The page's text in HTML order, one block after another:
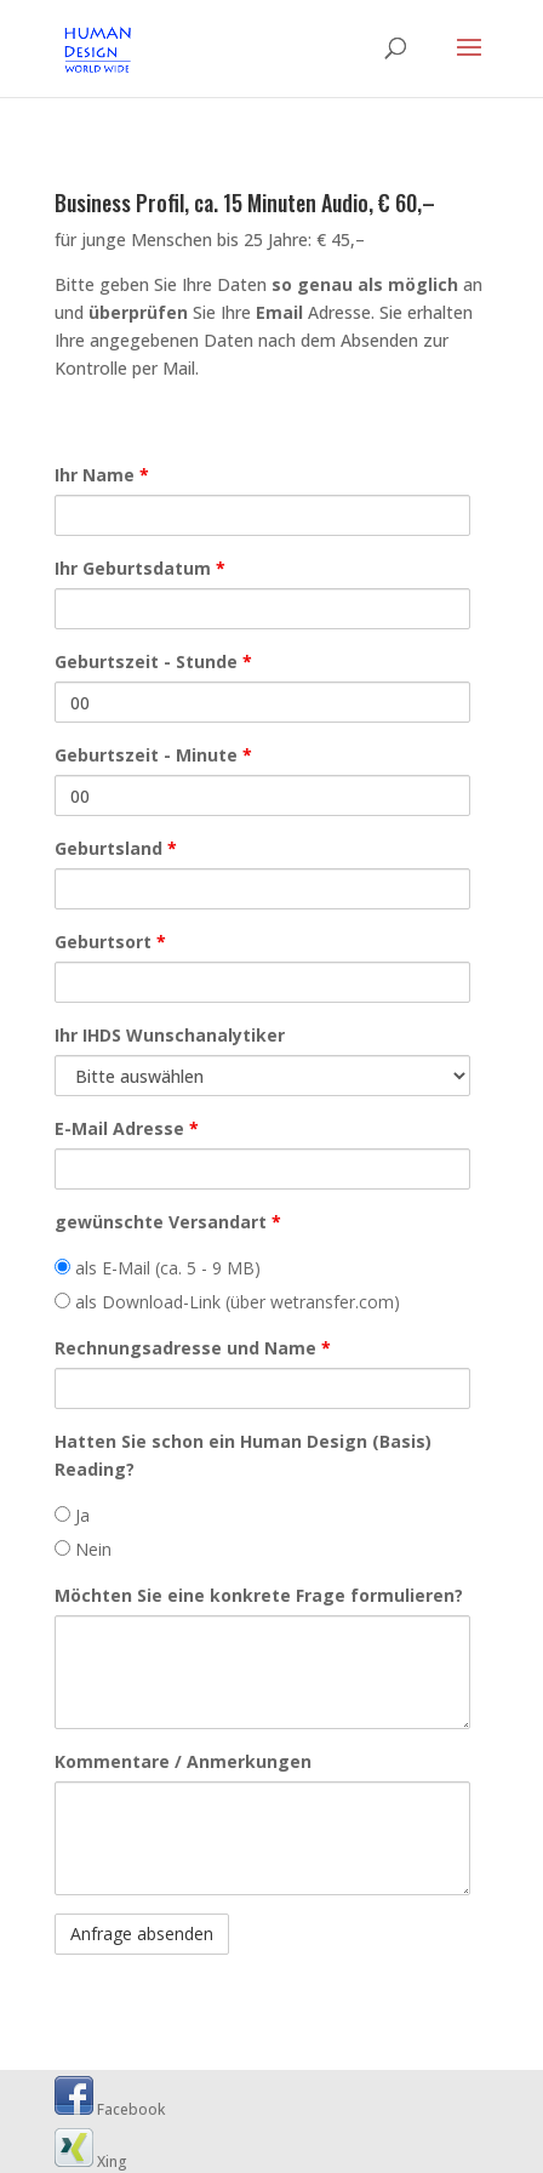
Business Profil, ca. 15 Minuten Audio, € 60,–
für junge Menschen bis 25 Jahre: € 45,–
Bitte geben Sie Ihre Daten so genau als möglich an
und überprüfen Sie Ihre Email Adresse. Sie erhalten
Ihre angegebenen Daten nach dem Absenden zur
Kontrolle per Mail.
Ihr Name *
Ihr Geburtsdatum *
Geburtszeit - Stunde *
Geburtszeit - Minute *
Geburtsland *
Geburtsort *
Ihr IHDS Wunschanalytiker
E-Mail Adresse *
gewünschte Versandart *
als E-Mail (ca. 5 - 9 MB)
als Download-Link (über wetransfer.com)
Rechnungsadresse und Name *
Hatten Sie schon ein Human Design (Basis)
Reading?
Ja
Nein
Möchten Sie eine konkrete Frage formulieren?
Kommentare / Anmerkungen
Facebook
Xing